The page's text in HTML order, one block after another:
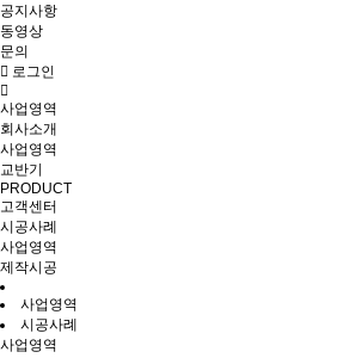
공지사항
동영상
문의
로그인
사업영역
회사소개
사업영역
교반기
PRODUCT
고객센터
시공사례
사업영역
제작시공
사업영역
시공사례
사업영역